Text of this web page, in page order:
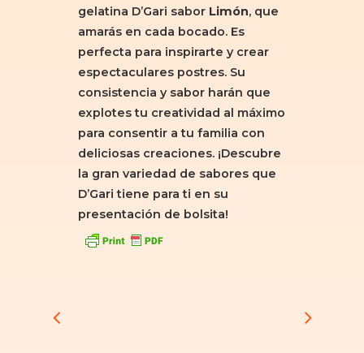
gelatina D’Gari sabor Limón, que
amarás en cada bocado. Es
perfecta para inspirarte y crear
espectaculares postres. Su
consistencia y sabor harán que
explotes tu creatividad al máximo
para consentir a tu familia con
deliciosas creaciones. ¡Descubre
la gran variedad de sabores que
D’Gari tiene para ti en su
presentación de bolsita!